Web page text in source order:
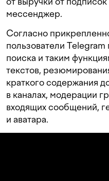
мессенджер.
Согласно
пользователи
поиска и таким
текстов,
краткого содержания
в каналах, модерации
входящих сообщений,
и аватара.